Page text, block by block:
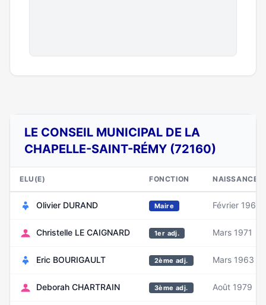
LE CONSEIL MUNICIPAL DE LA
CHAPELLE-SAINT-RÉMY (72160)
ELU(E) FONCTION NAISSANCE
Olivier DURAND Maire Février 1963
Christelle LE CAIGNARD 1er adj. Mars 1971
Eric BOURIGAULT 2ème adj. Mars 1963
Deborah CHARTRAIN 3ème adj. Août 1979